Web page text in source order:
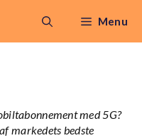
Menu
med 5G?
markedets bedste